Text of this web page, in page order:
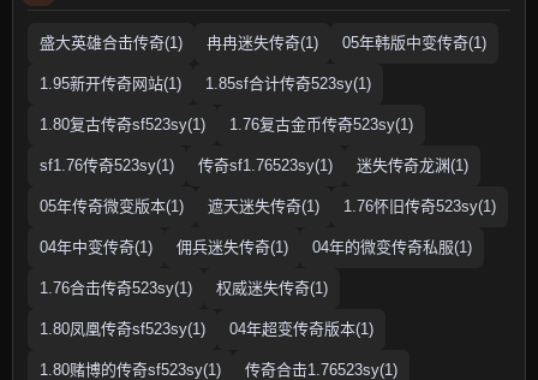
盛大英雄合击传奇(1) 冉冉迷失传奇(1) 05年韩版中变传奇(1)
1.95新开传奇网站(1) 1.85sf合计传奇523sy(1)
1.80复古传奇sf523sy(1) 1.76复古金币传奇523sy(1)
sf1.76传奇523sy(1) 传奇sf1.76523sy(1) 迷失传奇龙渊(1)
05年传奇微变版本(1) 遮天迷失传奇(1) 1.76怀旧传奇523sy(1)
04年中变传奇(1) 佣兵迷失传奇(1) 04年的微变传奇私服(1)
1.76合击传奇523sy(1) 权威迷失传奇(1)
1.80凤凰传奇sf523sy(1) 04年超变传奇版本(1)
1.80赌博的传奇sf523sy(1) 传奇合击1.76523sy(1)